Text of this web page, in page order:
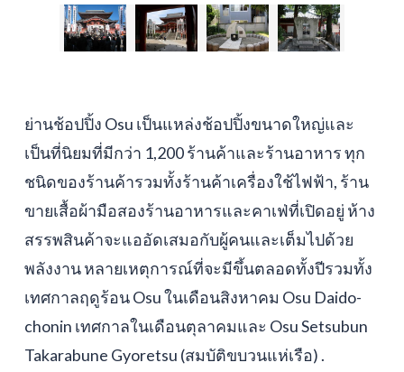
ย่านช้อปปิ้ง Osu เป็นแหล่งช้อปปิ้งขนาดใหญ่และ
เป็นที่นิยมที่มีกว่า 1,200 ร้านค้าและร้านอาหาร ทุก
ชนิดของร้านค้ารวมทั้งร้านค้าเครื่องใช้ไฟฟ้า, ร้าน
ขายเสื้อผ้ามือสองร้านอาหารและคาเฟ่ที่เปิดอยู่ ห้าง
สรรพสินค้าจะแออัดเสมอกับผู้คนและเต็มไปด้วย
พลังงาน หลายเหตุการณ์ที่จะมีขึ้นตลอดทั้งปีรวมทั้ง
เทศกาลฤดูร้อน Osu ในเดือนสิงหาคม Osu Daido-
chonin เทศกาลในเดือนตุลาคมและ Osu Setsubun
Takarabune Gyoretsu (สมบัติขบวนแห่เรือ) .